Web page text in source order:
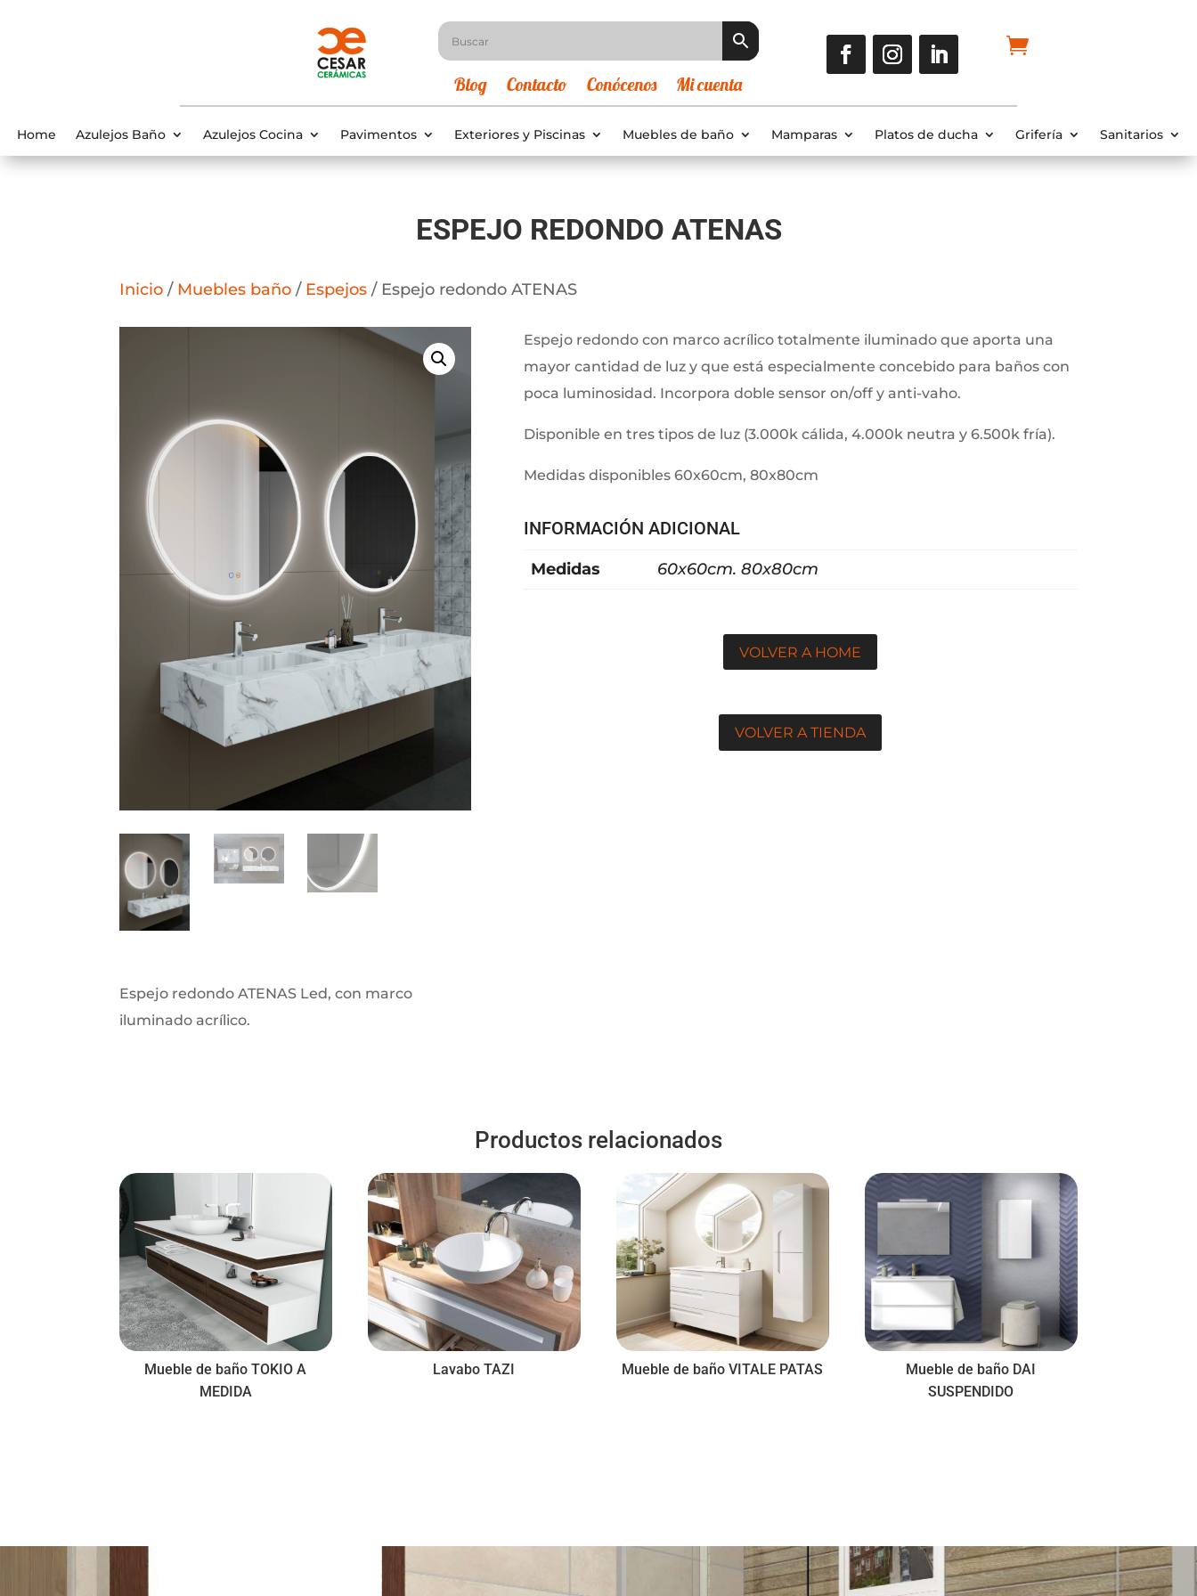
Blog Contacto Conócenos Mi cuenta
Home Azulejos Baño Azulejos Cocina Pavimentos Exteriores y Piscinas Muebles de baño Mamparas Platos de ducha Grifería Sanitarios
ESPEJO REDONDO ATENAS
Inicio / Muebles baño / Espejos / Espejo redondo ATENAS
Espejo redondo ATENAS Led, con marco
iluminado acrílico.
Espejo redondo con marco acrílico totalmente iluminado que aporta una
mayor cantidad de luz y que está especialmente concebido para baños con
poca luminosidad. Incorpora doble sensor on/off y anti-vaho.
Disponible en tres tipos de luz (3.000k cálida, 4.000k neutra y 6.500k fría).
Medidas disponibles 60x60cm, 80x80cm
INFORMACIÓN ADICIONAL
Medidas 60x60cm. 80x80cm
VOLVER A HOME
VOLVER A TIENDA
Productos relacionados
Mueble de baño TOKIO A
MEDIDA
Lavabo TAZI Mueble de baño VITALE PATAS
Mueble de baño DAI
SUSPENDIDO